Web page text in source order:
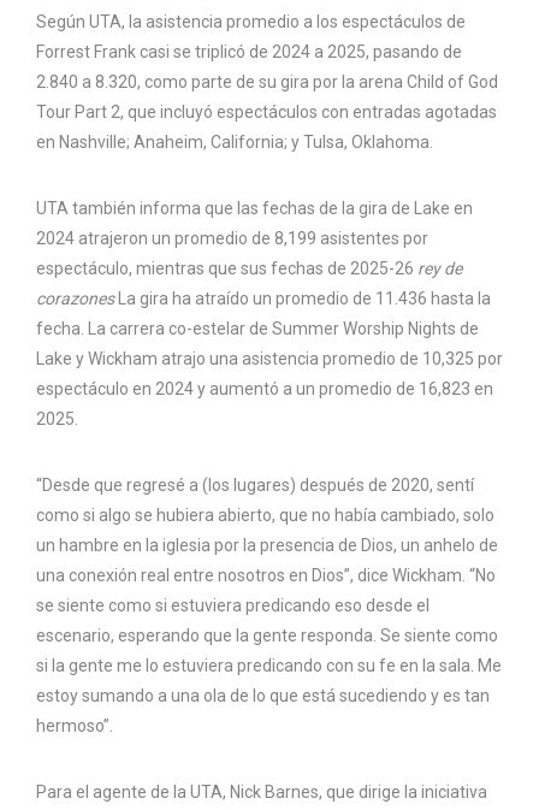
Según UTA, la asistencia promedio a los espectáculos de
Forrest Frank casi se triplicó de 2024 a 2025, pasando de
2.840 a 8.320, como parte de su gira por la arena Child of God
Tour Part 2, que incluyó espectáculos con entradas agotadas
en Nashville; Anaheim, California; y Tulsa, Oklahoma.
UTA también informa que las fechas de la gira de Lake en
2024 atrajeron un promedio de 8,199 asistentes por
espectáculo, mientras que sus fechas de 2025-26 rey de
corazonesLa gira ha atraído un promedio de 11.436 hasta la
fecha. La carrera co-estelar de Summer Worship Nights de
Lake y Wickham atrajo una asistencia promedio de 10,325 por
espectáculo en 2024 y aumentó a un promedio de 16,823 en
2025.
“Desde que regresé a (los lugares) después de 2020, sentí
como si algo se hubiera abierto, que no había cambiado, solo
un hambre en la iglesia por la presencia de Dios, un anhelo de
una conexión real entre nosotros en Dios”, dice Wickham. “No
se siente como si estuviera predicando eso desde el
escenario, esperando que la gente responda. Se siente como
si la gente me lo estuviera predicando con su fe en la sala. Me
estoy sumando a una ola de lo que está sucediendo y es tan
hermoso”.
Para el agente de la UTA, Nick Barnes, que dirige la iniciativa